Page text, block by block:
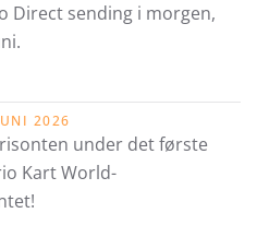
Direct sending i morgen,
2026
under det første
Kart World-